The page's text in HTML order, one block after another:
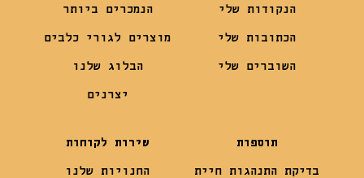
הנקודות שלי
הכתובות שלי
השוברים שלי
הנמכרים ביותר
מוצרים לגורי כלבים
הבלוג שלנו
יצרנים
תוספות
בדיקת התנהגות חיית
שירות לקוחות
החנויות שלנו